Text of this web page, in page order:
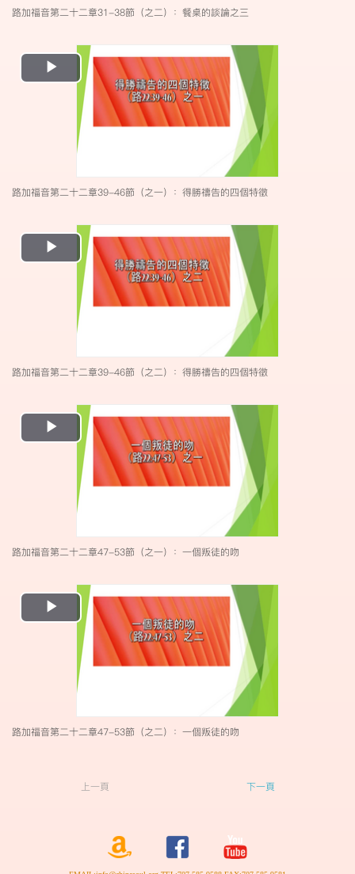
路加福音第二十二章31-38節（之二）：餐桌的談論之三
Play
Video
路加福音第二十二章39-46節（之一）：得勝禱告的四個特徵
Play
Video
路加福音第二十二章39-46節（之二）：得勝禱告的四個特徵
Play
Video
路加福音第二十二章47-53節（之一）：一個叛徒的吻
Play
Video
路加福音第二十二章47-53節（之二）：一個叛徒的吻
上一頁 下一頁